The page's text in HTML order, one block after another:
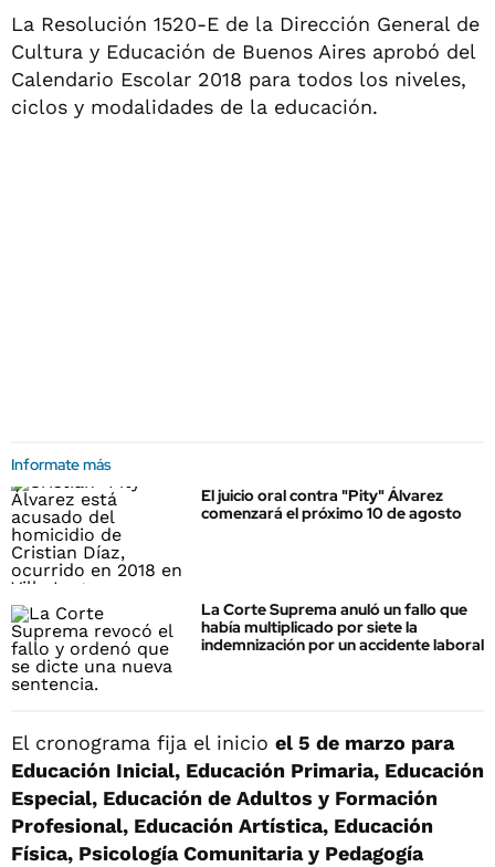
La Resolución 1520-E de la Dirección General de
Cultura y Educación de Buenos Aires aprobó del
Calendario Escolar 2018 para todos los niveles,
ciclos y modalidades de la educación.
Informate más
El juicio oral contra "Pity" Álvarez
comenzará el próximo 10 de agosto
La Corte Suprema anuló un fallo que
había multiplicado por siete la
indemnización por un accidente laboral
El cronograma fija el inicio el 5 de marzo para
Educación Inicial, Educación Primaria, Educación
Especial, Educación de Adultos y Formación
Profesional, Educación Artística, Educación
Física, Psicología Comunitaria y Pedagogía